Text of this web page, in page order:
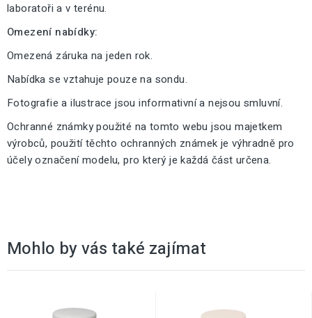
laboratoři a v terénu.
Omezení nabídky:
Omezená záruka na jeden rok.
Nabídka se vztahuje pouze na sondu.
Fotografie a ilustrace jsou informativní a nejsou smluvní.
Ochranné známky použité na tomto webu jsou majetkem
výrobců, použití těchto ochranných známek je výhradně pro
účely označení modelu, pro který je každá část určena.
Mohlo by vás také zajímat